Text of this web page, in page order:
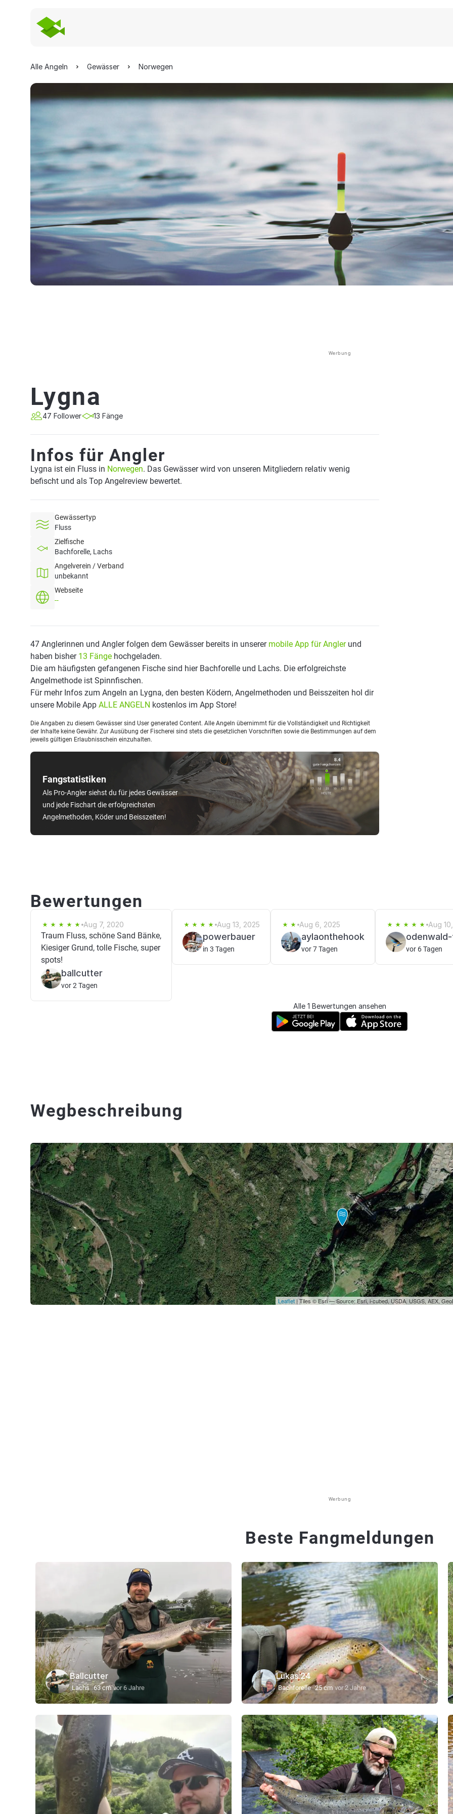
Alle Angeln Gewässer Norwegen
Werbung
Lygna
47 Follower 13 Fänge
Infos für Angler
Lygna ist ein Fluss in Norwegen. Das Gewässer wird von unseren Mitgliedern relativ wenig
befischt und als Top Angelreview bewertet.
Gewässertyp
Fluss
Zielfische
Bachforelle, Lachs
Angelverein / Verband
unbekannt
Webseite
--
Fangstatistiken
Als Pro-Angler siehst du für jedes Gewässer
und jede Fischart die erfolgreichsten
Angelmethoden, Köder und Beisszeiten!
47 Anglerinnen und Angler folgen dem Gewässer bereits in unserer mobile App für Anglerund
haben bisher 13 Fänge hochgeladen.
Die am häufigsten gefangenen Fische sind hier Bachforelle und Lachs. Die erfolgreichste
Angelmethode ist Spinnfischen.
Für mehr Infos zum Angeln an Lygna, den besten Ködern, Angelmethoden und Beisszeiten hol dir
unsere Mobile App ALLE ANGELN kostenlos im App Store!
Die Angaben zu diesem Gewässer sind User generated Content. Alle Angeln übernimmt für die Vollständigkeit und Richtigkeit
der Inhalte keine Gewähr. Zur Ausübung der Fischerei sind stets die gesetzlichen Vorschriften sowie die Bestimmungen auf dem
jeweils gültigen Erlaubnisschein einzuhalten.
Bewertungen
Aug 7, 2020
Traum Fluss, schöne Sand Bänke,
Kiesiger Grund, tolle Fische, super
spots!
ballcutter
vor 2 Tagen
Aug 13, 2025
powerbauer
in 3 Tagen
Aug 6, 2025
aylaonthehook
vor 7 Tagen
Aug
vor 6 Tagen
Alle 1 Bewertungen ansehen
Wegbeschreibung
Leaflet | Tiles © Esri — Source: Esri, i-cubed, USDA, USGS, AEX,
Werbung
Beste Fangmeldungen
Ballcutter
Lachs 63 cm vor 6 Jahre
Lukas.24
Bachforelle 25 cm vor 2 Jahre